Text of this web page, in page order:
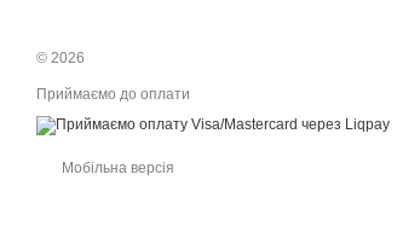
© 2026
Приймаємо до оплати
Мобільна версія